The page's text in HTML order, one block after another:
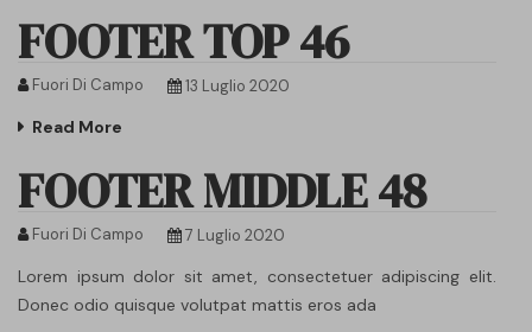
FOOTER TOP 46
Fuori Di Campo 13 Luglio 2020
Read More
FOOTER MIDDLE 48
Fuori Di Campo 7 Luglio 2020
Lorem ipsum dolor sit amet, consectetuer adipiscing elit.
Donec odio quisque volutpat mattis eros ada